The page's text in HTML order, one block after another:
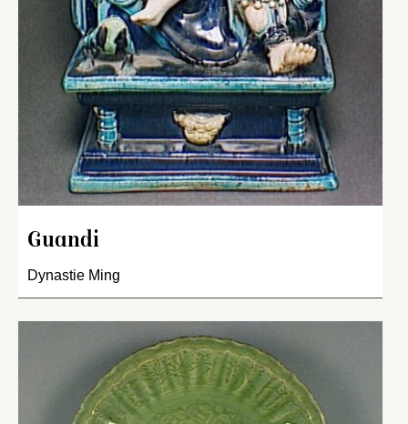
Guandi
Dynastie Ming